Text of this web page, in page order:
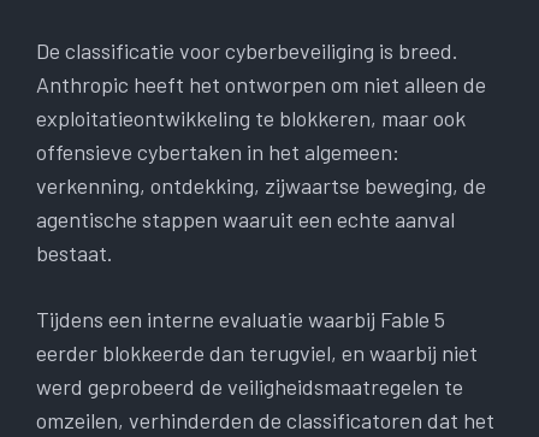
De classificatie voor cyberbeveiliging is breed.
Anthropic heeft het ontworpen om niet alleen de
exploitatieontwikkeling te blokkeren, maar ook
offensieve cybertaken in het algemeen:
verkenning, ontdekking, zijwaartse beweging, de
agentische stappen waaruit een echte aanval
bestaat.
Tijdens een interne evaluatie waarbij Fable 5
eerder blokkeerde dan terugviel, en waarbij niet
werd geprobeerd de veiligheidsmaatregelen te
omzeilen, verhinderden de classificatoren dat het